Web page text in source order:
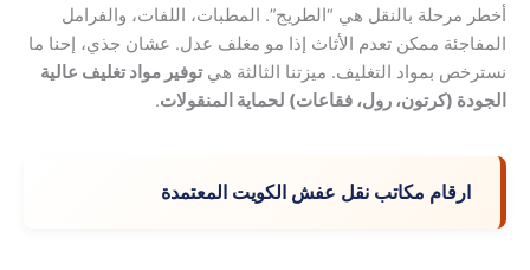
أخطر مرحلة بالنقل هي “الطريج”. المطبات، اللفات، والفرامل
المفاجئة ممكن تعدم الأثاث إذا مو مغلف عدل. عشان جذي، إحنا ما
نسترخص بمواد التغليف. ميزتنا الثالثة هيتوفير مواد تغليف عالية
الجودة (كرتون، رول، فقاعات) لحماية المنقولات.
ارقام مكاتب نقل عفش الكويت المعتمدة